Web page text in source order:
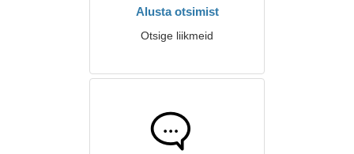
Alusta otsimist
Otsige liikmeid